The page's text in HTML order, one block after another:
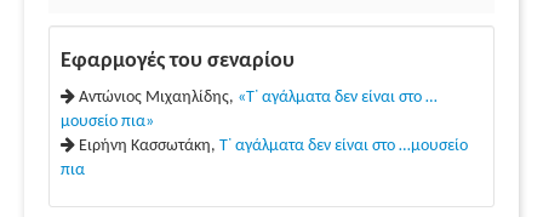
Εφαρμογές του σεναρίου
Αντώνιος Μιχαηλίδης, «Τ᾿ αγάλματα δεν είναι στο …
μουσείο πια»
Ειρήνη Κασσωτάκη, Τ᾿ αγάλματα δεν είναι στο …μουσείο
πια